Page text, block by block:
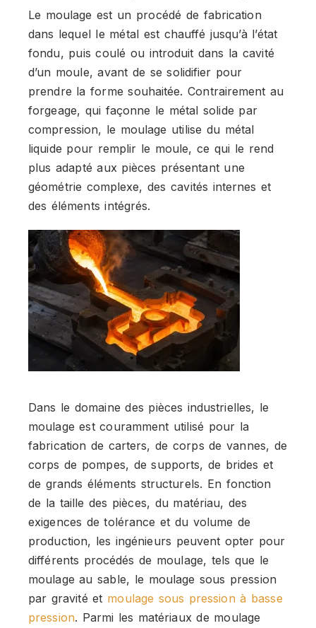
Le moulage est un procédé de fabrication
dans lequel le métal est chauffé jusqu’à l’état
fondu, puis coulé ou introduit dans la cavité
d’un moule, avant de se solidifier pour
prendre la forme souhaitée. Contrairement au
forgeage, qui façonne le métal solide par
compression, le moulage utilise du métal
liquide pour remplir le moule, ce qui le rend
plus adapté aux pièces présentant une
géométrie complexe, des cavités internes et
des éléments intégrés.
Dans le domaine des pièces industrielles, le
moulage est couramment utilisé pour la
fabrication de carters, de corps de vannes, de
corps de pompes, de supports, de brides et
de grands éléments structurels. En fonction
de la taille des pièces, du matériau, des
exigences de tolérance et du volume de
production, les ingénieurs peuvent opter pour
différents procédés de moulage, tels que le
moulage au sable, le moulage sous pression
par gravité et moulage sous pression à basse
pression. Parmi les matériaux de moulage